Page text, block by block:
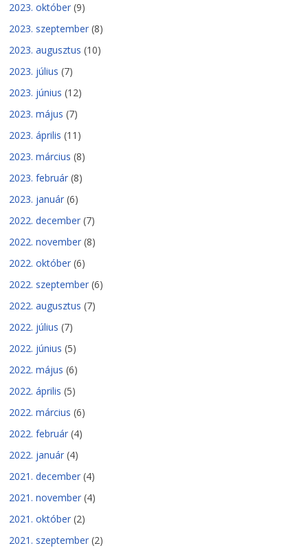
2023. október (9)
2023. szeptember (8)
2023. augusztus (10)
2023. július (7)
2023. június (12)
2023. május (7)
2023. április (11)
2023. március (8)
2023. február (8)
2023. január (6)
2022. december (7)
2022. november (8)
2022. október (6)
2022. szeptember (6)
2022. augusztus (7)
2022. július (7)
2022. június (5)
2022. május (6)
2022. április (5)
2022. március (6)
2022. február (4)
2022. január (4)
2021. december (4)
2021. november (4)
2021. október (2)
2021. szeptember (2)